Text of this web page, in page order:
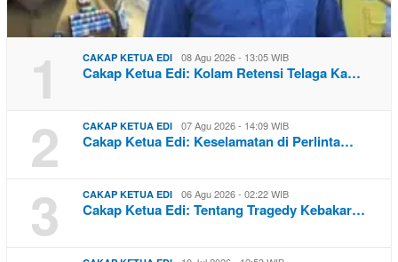
1 CAKAP KETUA EDI 08 Agu 2026 - 13:05 WIB
Cakap Ketua Edi: Kolam Retensi Telaga Ka…
2 CAKAP KETUA EDI 07 Agu 2026 - 14:09 WIB
Cakap Ketua Edi: Keselamatan di Perlinta…
3 CAKAP KETUA EDI 06 Agu 2026 - 02:22 WIB
Cakap Ketua Edi: Tentang Tragedy Kebakar…